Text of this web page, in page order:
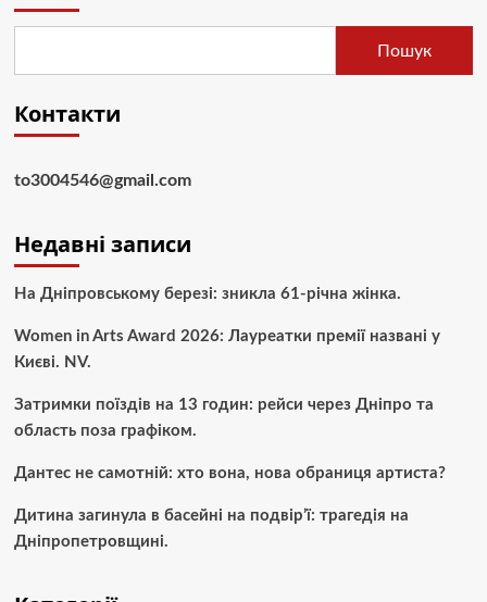
Пошук
Контакти
to3004546@gmail.com
Недавні записи
На Дніпровському березі: зникла 61-річна жінка.
Women in Arts Award 2026: Лауреатки премії названі у
Києві. NV.
Затримки поїздів на 13 годин: рейси через Дніпро та
область поза графіком.
Дантес не самотній: хто вона, нова обраниця артиста?
Дитина загинула в басейні на подвір’ї: трагедія на
Дніпропетровщині.